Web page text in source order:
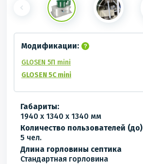
Модификации:
GLOSEN 5П mini
GLOSEN 5С mini
Габариты:
1940 x 1340 x 1340 мм
Количество пользователей (до)
5 чел.
Длина горловины септика
Стандартная горловина